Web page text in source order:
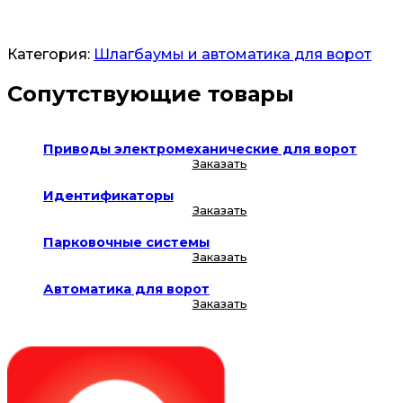
Категория: Шлагбаумы и автоматика для ворот
Сопутствующие товары
Приводы электромеханические для ворот
Заказать
Идентификаторы
Заказать
Парковочные системы
Заказать
Автоматика для ворот
Заказать